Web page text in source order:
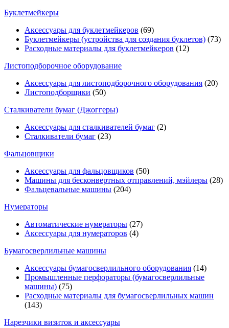
Буклетмейкеры
Аксессуары для буклетмейкеров (69)
Буклетмейкеры (устройства для создания буклетов) (73)
Расходные материалы для буклетмейкеров (12)
Листоподборочное оборудование
Аксессуары для листоподборочного оборудования (20)
Листоподборщики (50)
Сталкиватели бумаг (Джоггеры)
Аксессуары для сталкивателей бумаг (2)
Сталкиватели бумаг (23)
Фальцовщики
Аксессуары для фальцовщиков (50)
Машины для бесконвертных отправлений, мэйлеры (28)
Фальцевальные машины (204)
Нумераторы
Автоматические нумераторы (27)
Аксессуары для нумераторов (4)
Бумагосверлильные машины
Аксессуары бумагосверлильного оборудования (14)
Промышленные перфораторы (бумагосверлильные
машины) (75)
Расходные материалы для бумагосверлильных машин
(143)
Нарезчики визиток и аксессуары